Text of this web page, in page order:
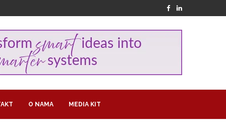
O NAMA MEDIA KIT